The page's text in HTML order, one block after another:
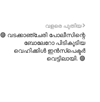
വളരെ പുതിയ
🟣 വടക്കാഞ്ചേരി പോലീസിന്റെ
ബോലേറോ പിടികൂടിയ
വെഹിക്കിൾ ഇൻസ്പെക്ടർ
വെട്ടിലായി. 🟣